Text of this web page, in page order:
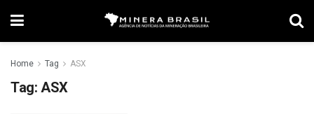
Home Tag ASX
Tag: ASX